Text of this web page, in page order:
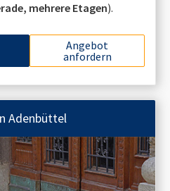
mehrere Etagen).
Angebot
anfordern
Adenbüttel